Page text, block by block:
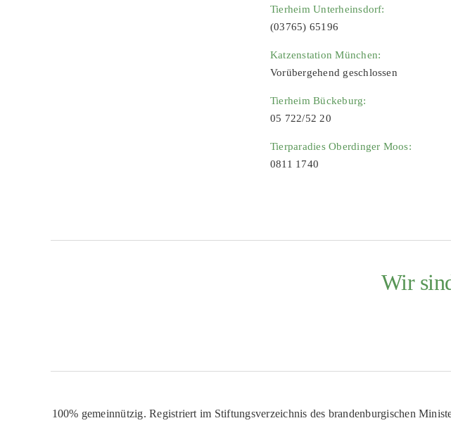
Tierheim Unterheinsdorf:
(03765) 65196
Katzenstation München:
Vorübergehend geschlossen
Tierheim Bückeburg:
05 722/52 20
Tierparadies Oberdinger Moos:
0811 1740
Wir
100% gemeinnützig. Registriert im Stiftungsverzeichnis des brandenburgischen